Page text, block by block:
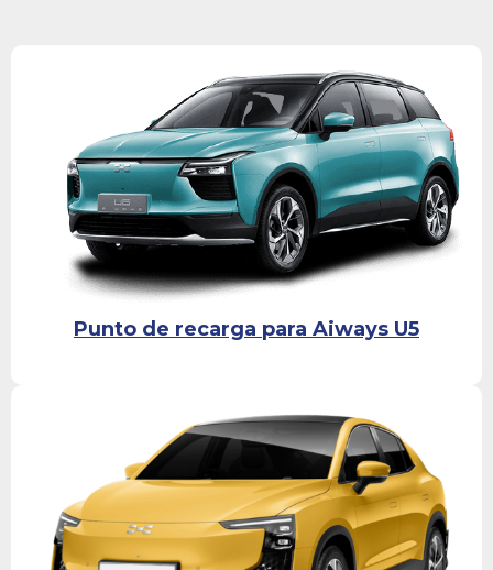
Punto de recarga para Aiways U5